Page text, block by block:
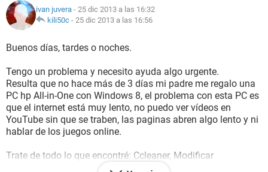
ivan juvera - 25 dic 2013 a las 16:32
kili50c - 25 dic 2013 a las 16:56
Buenos días, tardes o noches.
Tengo un problema y necesito ayuda algo urgente.
Resulta que no hace más de 3 días mi padre me regalo una
PC hp All-in-One con Windows 8, el problema con esta PC es
que el internet está muy lento, no puedo ver vídeos en
YouTube sin que se traben, las paginas abren algo lento y ni
hablar de los juegos online.
Trate de todo lo que encontré: Ccleaner, Modificar
configuración de la pc, actualiza el antivirus Norton,